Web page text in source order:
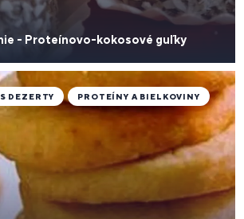
- Proteínovo-kokosové guľky
DEZERTY PROTEÍNY A BIELKOVINY